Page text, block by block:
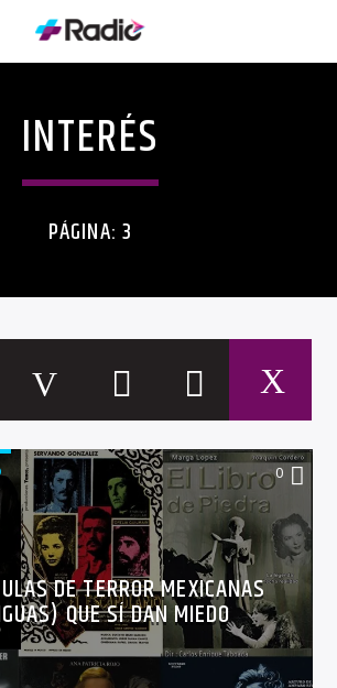
INTERÉS
PÁGINA: 3
0
DE TERROR MEXICANAS
QUE SÍ DAN MIEDO